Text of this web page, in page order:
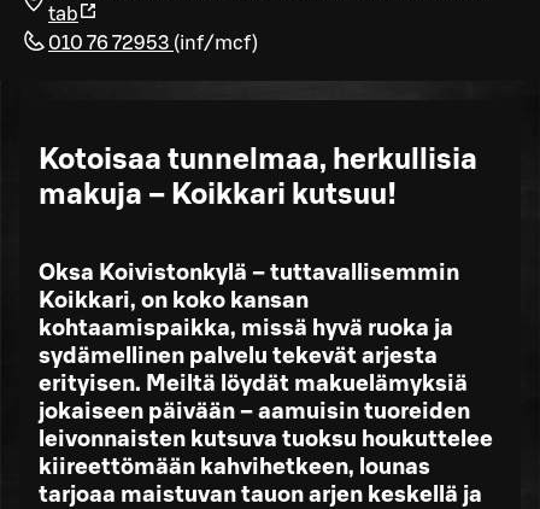
tab
010 76 72953 (inf/mcf)
Kotoisaa tunnelmaa, herkullisia
makuja – Koikkari kutsuu!
Oksa Koivistonkylä – tuttavallisemmin
Koikkari, on koko kansan
kohtaamispaikka, missä hyvä ruoka ja
sydämellinen palvelu tekevät arjesta
erityisen. Meiltä löydät makuelämyksiä
jokaiseen päivään – aamuisin tuoreiden
leivonnaisten kutsuva tuoksu houkuttelee
kiireettömään kahvihetkeen, lounas
tarjoaa maistuvan tauon arjen keskellä ja